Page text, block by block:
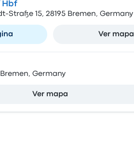
Hbf
Straße 15, 28195 Bremen, Germany
Ver mapa
Germany
Ver mapa